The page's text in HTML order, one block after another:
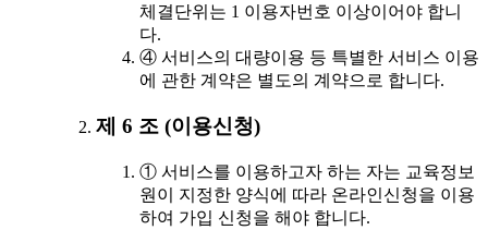
체결단위는 1 이용자번호 이상이어야 합니
다.
④ 서비스의 대량이용 등 특별한 서비스 이용
에 관한 계약은 별도의 계약으로 합니다.
제 6 조 (이용신청)
① 서비스를 이용하고자 하는 자는 교육정보
원이 지정한 양식에 따라 온라인신청을 이용
하여 가입 신청을 해야 합니다.